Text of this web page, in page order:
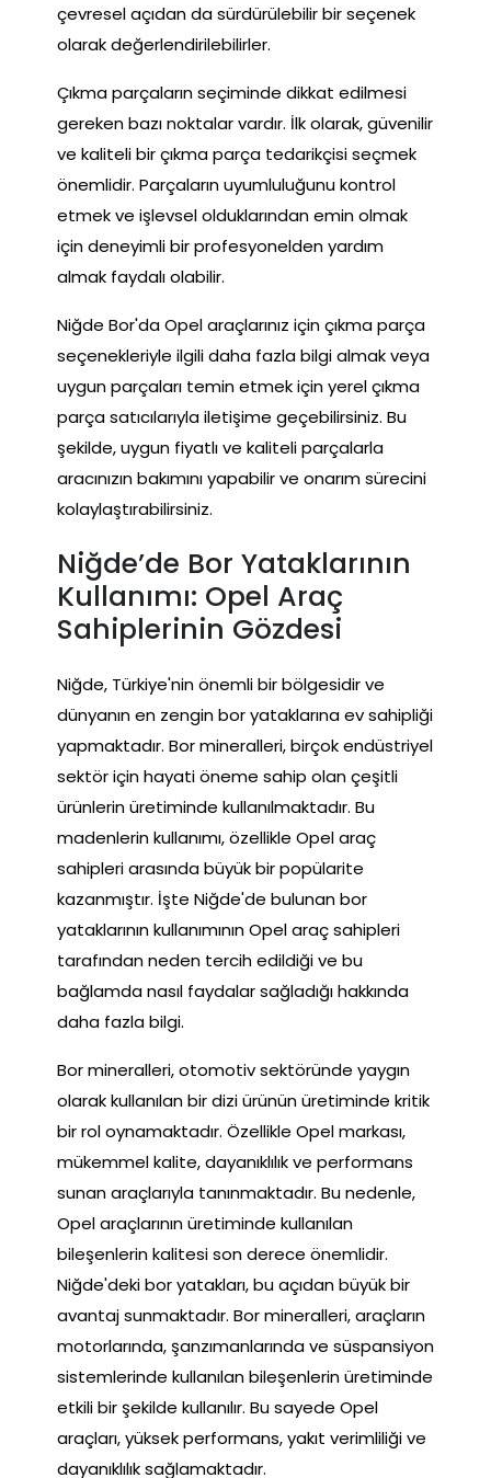
çevresel açıdan da sürdürülebilir bir seçenek
olarak değerlendirilebilirler.
Çıkma parçaların seçiminde dikkat edilmesi
gereken bazı noktalar vardır. İlk olarak, güvenilir
ve kaliteli bir çıkma parça tedarikçisi seçmek
önemlidir. Parçaların uyumluluğunu kontrol
etmek ve işlevsel olduklarından emin olmak
için deneyimli bir profesyonelden yardım
almak faydalı olabilir.
Niğde Bor'da Opel araçlarınız için çıkma parça
seçenekleriyle ilgili daha fazla bilgi almak veya
uygun parçaları temin etmek için yerel çıkma
parça satıcılarıyla iletişime geçebilirsiniz. Bu
şekilde, uygun fiyatlı ve kaliteli parçalarla
aracınızın bakımını yapabilir ve onarım sürecini
kolaylaştırabilirsiniz.
Niğde’de Bor Yataklarının
Kullanımı: Opel Araç
Sahiplerinin Gözdesi
Niğde, Türkiye'nin önemli bir bölgesidir ve
dünyanın en zengin bor yataklarına ev sahipliği
yapmaktadır. Bor mineralleri, birçok endüstriyel
sektör için hayati öneme sahip olan çeşitli
ürünlerin üretiminde kullanılmaktadır. Bu
madenlerin kullanımı, özellikle Opel araç
sahipleri arasında büyük bir popülarite
kazanmıştır. İşte Niğde'de bulunan bor
yataklarının kullanımının Opel araç sahipleri
tarafından neden tercih edildiği ve bu
bağlamda nasıl faydalar sağladığı hakkında
daha fazla bilgi.
Bor mineralleri, otomotiv sektöründe yaygın
olarak kullanılan bir dizi ürünün üretiminde kritik
bir rol oynamaktadır. Özellikle Opel markası,
mükemmel kalite, dayanıklılık ve performans
sunan araçlarıyla tanınmaktadır. Bu nedenle,
Opel araçlarının üretiminde kullanılan
bileşenlerin kalitesi son derece önemlidir.
Niğde'deki bor yatakları, bu açıdan büyük bir
avantaj sunmaktadır. Bor mineralleri, araçların
motorlarında, şanzımanlarında ve süspansiyon
sistemlerinde kullanılan bileşenlerin üretiminde
etkili bir şekilde kullanılır. Bu sayede Opel
araçları, yüksek performans, yakıt verimliliği ve
dayanıklılık sağlamaktadır.